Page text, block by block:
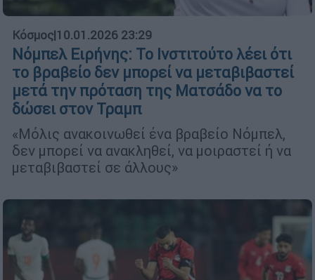
Κόσμος|10.01.2026 23:29
Νόμπελ Ειρήνης: Το Ινστιτούτο λέει ότι
το βραβείο δεν μπορεί να μεταβιβαστεί
μετά την πρόταση της Ματσάδο να το
δώσει στον Τραμπ
«Μόλις ανακοινωθεί ένα βραβείο Νόμπελ,
δεν μπορεί να ανακληθεί, να μοιραστεί ή να
μεταβιβαστεί σε άλλους»